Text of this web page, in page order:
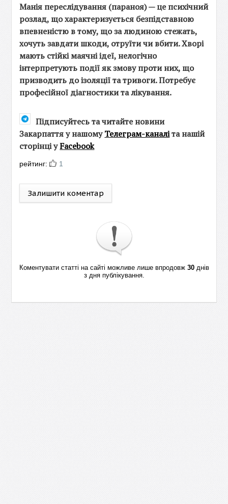
Манія переслідування (параноя) — це психічний
розлад, що характеризується безпідставною
впевненістю в тому, що за людиною стежать,
хочуть завдати шкоди, отруїти чи вбити. Хворі
мають стійкі маячні ідеї, нелогічно
інтерпретують події як змову проти них, що
призводить до ізоляції та тривоги. Потребує
професійної діагностики та лікування.
Підписуйтесь та читайте новини
Закарпаття у нашомуТелеграм-каналіта нашій
сторінці уFacebook
рейтинг: 1
Залишити коментар
Коментувати статті на сайті можливе лише впродовж 30днів
з дня публікування.